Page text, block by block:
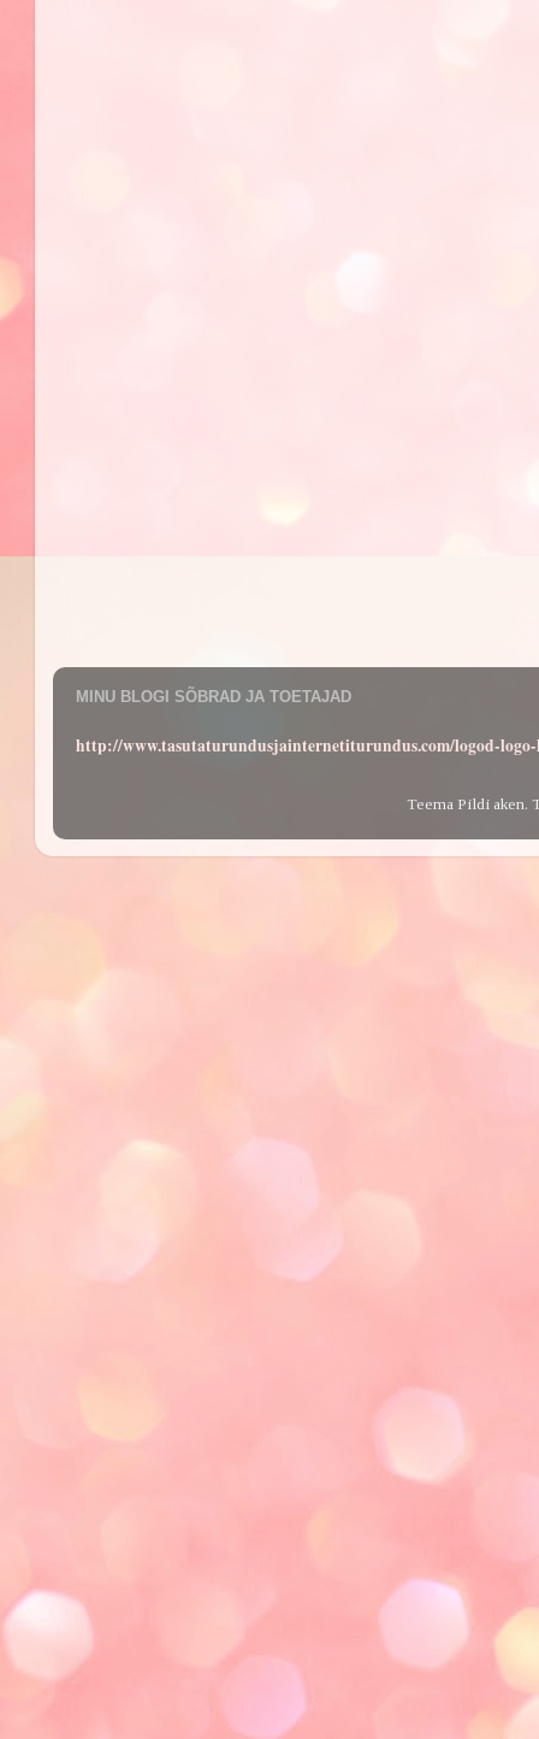
MINU BLOGI SÕBRAD JA TOETAJAD
http://www.tasutaturundusjainternetiturundus.com/logod-
Teema Pildi aken.